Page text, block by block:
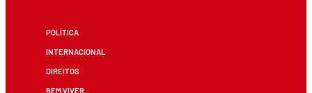
POLÍTICA
INTERNACIONAL
DIREITOS
BEM VIVER